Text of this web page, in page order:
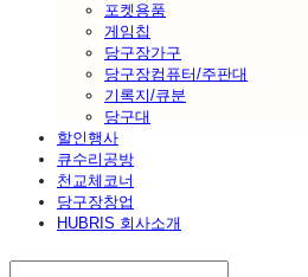
포켓용품
게임칩
당구장가구
당구장컴퓨터/주판대
기록지/큐분
당구대
할인행사
큐수리공방
천교체코너
당구장창업
HUBRIS 회사소개